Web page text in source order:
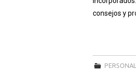
consejos y